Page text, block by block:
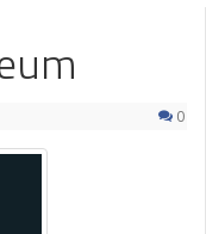
0